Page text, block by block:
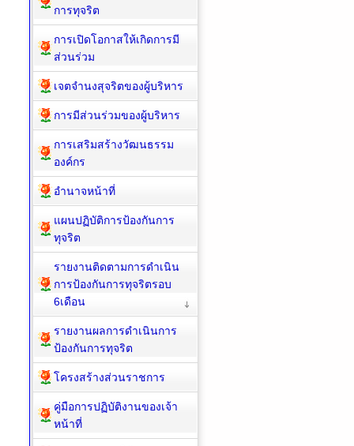
การทุจริต
การเปิดโอกาสให้เกิดการมี
ส่วนร่วม
เจตจำนงสุจริตของผู้บริหาร
การมีส่วนร่วมของผู้บริหาร
การเสริมสร้างวัฒนธรรม
องค์กร
อำนาจหน้าที่
แผนปฏิบัติการป้องกันการ
ทุจริต
รายงานติดตามการดำเนิน
การป้องกันการทุจริตรอบ
6เดือน
รายงานผลการดำเนินการ
ป้องกันการทุจริต
โครงสร้างส่วนราชการ
คู่มือการปฏิบัติงานของเจ้า
หน้าที่